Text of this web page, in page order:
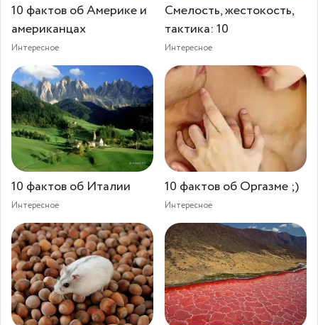
10 фактов об Америке и
американцах
Интересное
Смелость, жестокость,
тактика: 10
Интересное
10 фактов об Италии
Интересное
10 фактов об Оргазме ;)
Интересное